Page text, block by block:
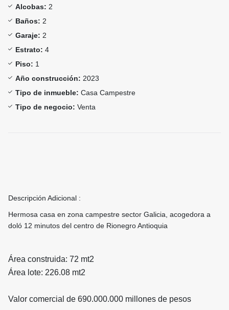
Alcobas: 2
Baños: 2
Garaje: 2
Estrato: 4
Piso: 1
Año construcción: 2023
Tipo de inmueble: Casa Campestre
Tipo de negocio: Venta
Descripción Adicional :
Hermosa casa en zona campestre sector Galicia, acogedora a
doló 12 minutos del centro de Rionegro Antioquia
Área construida: 72 mt2
Área lote: 226.08 mt2
Valor comercial de 690.000.000 millones de pesos